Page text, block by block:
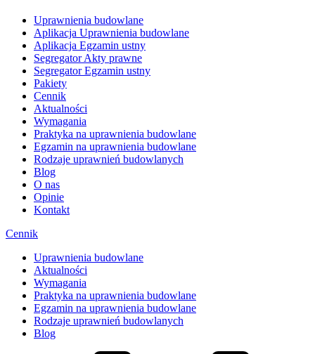
Uprawnienia budowlane
Aplikacja Uprawnienia budowlane
Aplikacja Egzamin ustny
Segregator Akty prawne
Segregator Egzamin ustny
Pakiety
Cennik
Aktualności
Wymagania
Praktyka na uprawnienia budowlane
Egzamin na uprawnienia budowlane
Rodzaje uprawnień budowlanych
Blog
O nas
Opinie
Kontakt
Cennik
Uprawnienia budowlane
Aktualności
Wymagania
Praktyka na uprawnienia budowlane
Egzamin na uprawnienia budowlane
Rodzaje uprawnień budowlanych
Blog